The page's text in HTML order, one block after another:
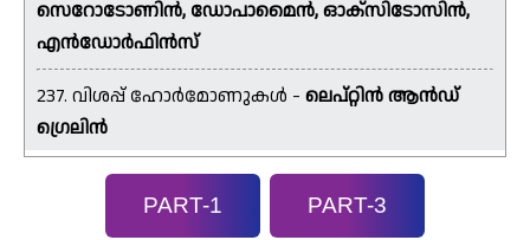
സെറോടോണിൻ, ഡോപാമൈൻ, ഓക്സിടോസിൻ,
എൻഡോർഫിൻസ്
237. വിശപ്പ് ഹോർമോണുകൾ - ലെപ്റ്റിൻ ആൻഡ്
ഗ്രെലിൻ
PART-1 PART-3